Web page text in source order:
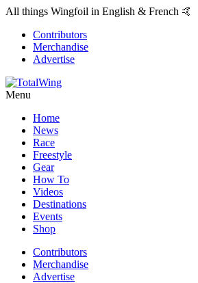
All things Wingfoil in English & French 🤙
Contributors
Merchandise
Advertise
Menu
Home
News
Race
Freestyle
Gear
How To
Videos
Destinations
Events
Shop
Contributors
Merchandise
Advertise